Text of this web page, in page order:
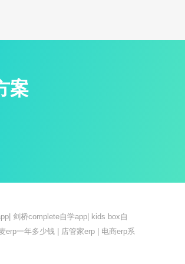
案
| 剑桥complete自学app| kids box自
erp一年多少钱 | 店管家erp| 电商erp系